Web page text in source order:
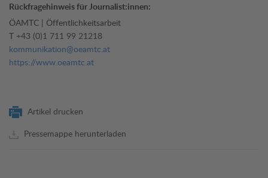
Rückfragehinweis für Journalist:innen:
ÖAMTC | Öffentlichkeitsarbeit
T +43 (0)1 711 99 21218
kommunikation@oeamtc.at
https://www.oeamtc.at
Artikel drucken
Pressemappe herunterladen